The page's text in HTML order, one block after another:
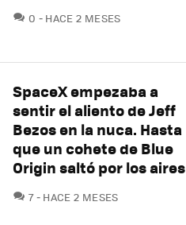
0 COMENTARIOS
HACE 2 MESES
SpaceX empezaba a
sentir el aliento de Jeff
Bezos en la nuca. Hasta
que un cohete de Blue
Origin saltó por los aires
7COMENTARIOS
HACE 2 MESES